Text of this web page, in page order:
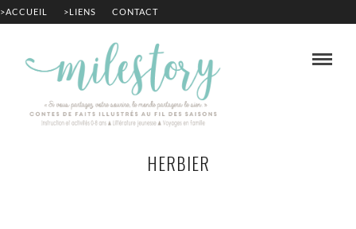
>ACCUEIL >LIENS CONTACT
HERBIER